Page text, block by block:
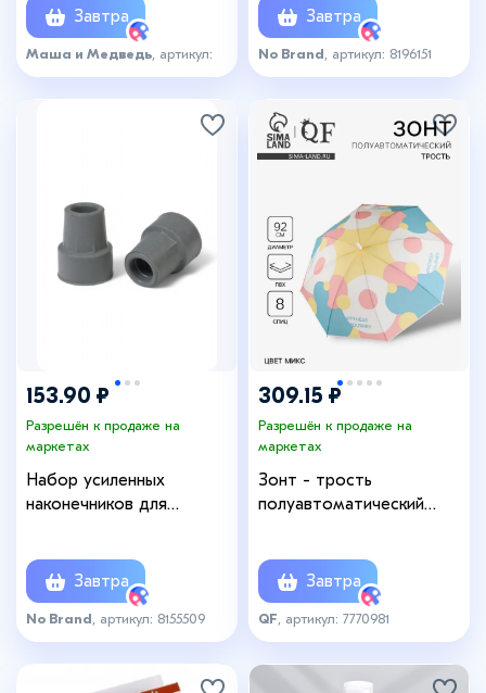
чернилами
Завтра
Маша и Медведь , артикул:
8143674
Завтра
No Brand , артикул: 8196151
153.90 ₽
Разрешён к продаже на
маркетах
Набор усиленных
наконечников для
Завтра
No Brand , артикул: 8155509
309.15 ₽
Разрешён к продаже на
маркетах
Зонт - трость
полуавтоматический
рисунок МИКС
Завтра
QF , артикул: 7770981